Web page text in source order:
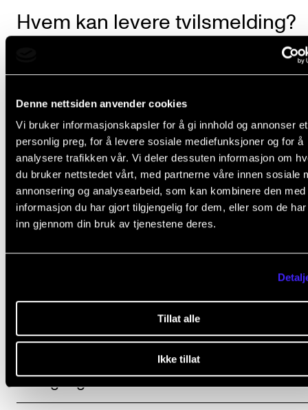
Denne nettsiden anvender cookies
Vi bruker informasjonskapsler for å gi innhold og annonser et
personlig preg, for å levere sosiale mediefunksjoner og for å
analysere trafikken vår. Vi deler dessuten informasjon om
du bruker nettstedet vårt, med partnerne våre innen sosiale
annonsering og analysearbeid, som kan kombinere den med
informasjon du har gjort tilgjengelig for dem, eller som de
inn gjennom din bruk av tjenestene deres.
Tillat alle
Ikke tillat
Hvem kan levere tvilsmelding?
Alle kan levere tvilsmelding, både faglig personale
og administrativt personale.
De som melder en sak vil få beskjed om at
mottatt. Hvis det trengs flere opplysninger, vil
institusjonsansvarlig for skikkethetsvurdering ta
Saksgang i skikkethetssaker